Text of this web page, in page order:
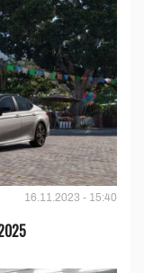
16.11.2023 - 15:40